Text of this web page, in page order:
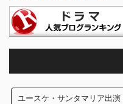
ユースケ・サンタマリア出演